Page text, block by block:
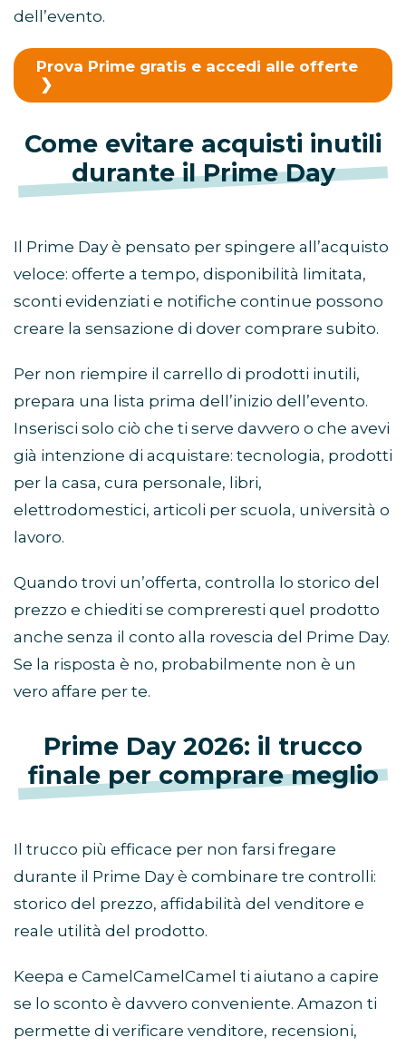
dell’evento.
Prova Prime gratis e accedi alle offerte
Come evitare acquisti inutili
durante il Prime Day
Il Prime Day è pensato per spingere all’acquisto
veloce: offerte a tempo, disponibilità limitata,
sconti evidenziati e notifiche continue possono
creare la sensazione di dover comprare subito.
Per non riempire il carrello di prodotti inutili,
prepara una lista prima dell’inizio dell’evento.
Inserisci solo ciò che ti serve davvero o che avevi
già intenzione di acquistare: tecnologia, prodotti
per la casa, cura personale, libri,
elettrodomestici, articoli per scuola, università o
lavoro.
Quando trovi un’offerta, controlla lo storico del
prezzo e chiediti se compreresti quel prodotto
anche senza il conto alla rovescia del Prime Day.
Se la risposta è no, probabilmente non è un
vero affare per te.
Prime Day 2026: il trucco
finale per comprare meglio
Il trucco più efficace per non farsi fregare
durante il Prime Day è combinare tre controlli:
storico del prezzo, affidabilità del venditore e
reale utilità del prodotto.
Keepa e CamelCamelCamel ti aiutano a capire
se lo sconto è davvero conveniente. Amazon ti
permette di verificare venditore, recensioni,